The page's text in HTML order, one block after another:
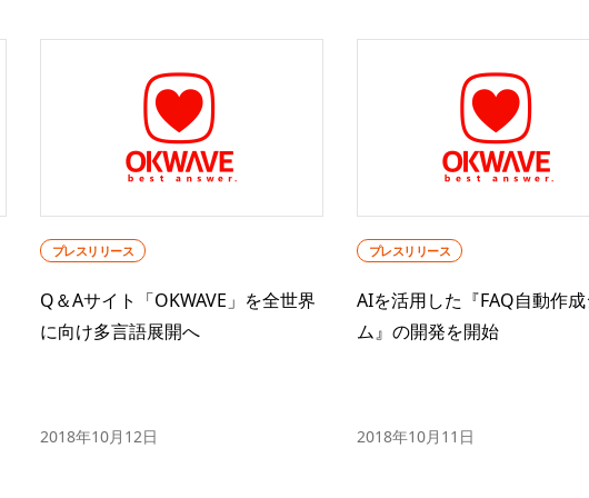
プレスリリース
Q＆Aサイト「OKWAVE」を全世界
に向け多言語展開へ
2018年10月12日
プレスリリース
AIを活用した『FAQ自動作
ム』の開発を開始
2018年10月11日